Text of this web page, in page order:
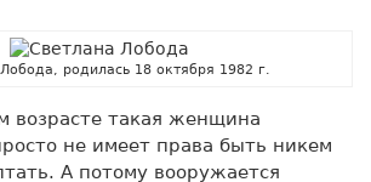
родилась 18 октября 1982 г.
возрасте такая женщина
не имеет права быть никем
А потому вооружается